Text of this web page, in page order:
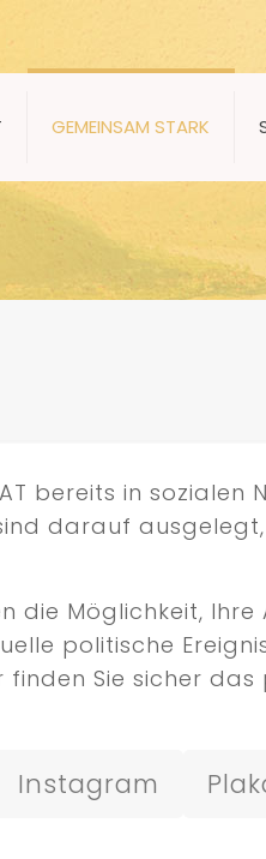
GEMEINSAM STARK
bereits in
darauf
Möglichkeit,
politische
Sie sicher das
Instagram